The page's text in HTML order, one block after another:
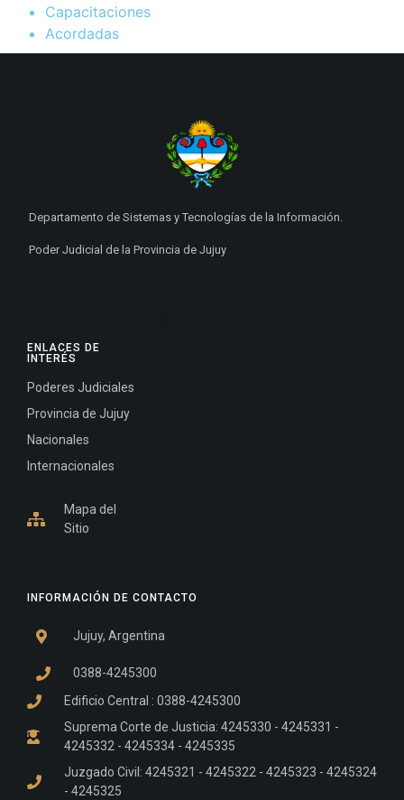
Capacitaciones
Acordadas
INFORMACIÓN DE CONTACTO
Jujuy, Argentina
0388-4245300
Edificio Central : 0388-4245300
Suprema Corte de Justicia: 4245330 - 4245331 -
4245332 - 4245334 - 4245335
Juzgado Civil: 4245321 - 4245322 - 4245323 - 4245324
- 4245325
ENLACES DE
INTERÉS
Poderes Judiciales
Provincia de Jujuy
Nacionales
Internacionales
Mapa del
Sitio
Departamento de Sistemas y Tecnologías de la Información.
Poder Judicial de la Provincia de Jujuy